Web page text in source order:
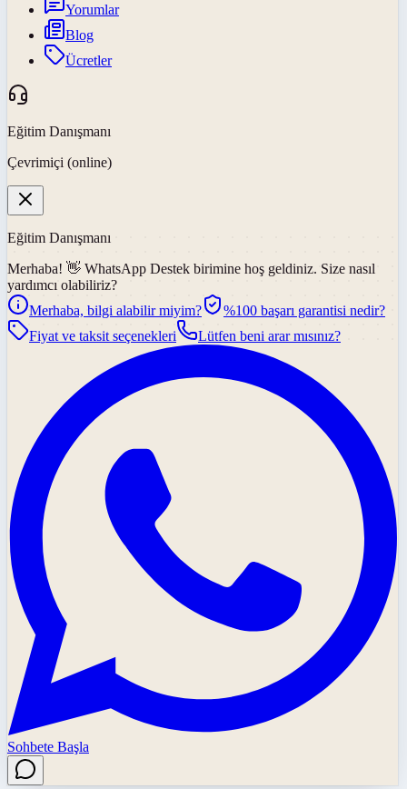
Yorumlar
Blog
Ücretler
Eğitim Danışmanı
Çevrimiçi (online)
Eğitim Danışmanı
Merhaba! 👋 WhatsApp Destek birimine hoş geldiniz. Size nasıl
yardımcı olabiliriz?
Merhaba, bilgi alabilir miyim?
%100 başarı garantisi nedir?
Fiyat ve taksit seçenekleri
Lütfen beni arar mısınız?
Sohbete Başla